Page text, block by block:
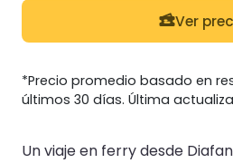
Ver
*Precio promedio basado en
últimos 30 días. Última
Un viaje en ferry desde